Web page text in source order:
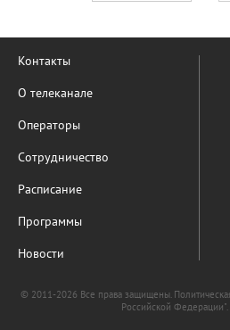
Контакты
О телеканале
Операторы
Сотрудничество
Расписание
Программы
Новости
© 2011-2026 Все права защищены.
Российской Федерации".